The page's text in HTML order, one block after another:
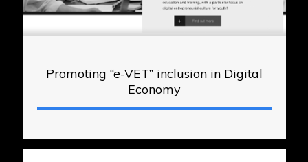
Promoting “e-VET” inclusion in Digital
Economy